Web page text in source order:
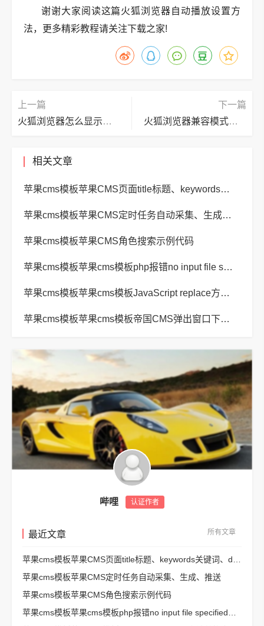
谢谢大家阅读这篇火狐浏览器自动播放设置方
法，更多精彩教程请关注下载之家!
上一篇
火狐浏览器怎么显示搜索引擎?火狐浏览器显示搜索引擎教程
下一篇
火狐浏览器兼容模式怎么设置?火狐浏览器兼容模式设置方法
相关文章
苹果cms模板苹果CMS页面title标题、keywords关键词、description描述SEO优化
苹果cms模板苹果CMS定时任务自动采集、生成、推送
苹果cms模板苹果CMS角色搜索示例代码
苹果cms模板苹果cms模板php报错no input file specified解决方法
苹果cms模板苹果cms模板JavaScript replace方法替换字符串空格方法
苹果cms模板苹果cms模板帝国CMS弹出窗口下载方式改为点击链接直接下载教程
哔哩 认证作者
最近文章 所有文章
苹果cms模板苹果CMS定时任务自动采集、生成、推送
苹果cms模板苹果CMS角色搜索示例代码